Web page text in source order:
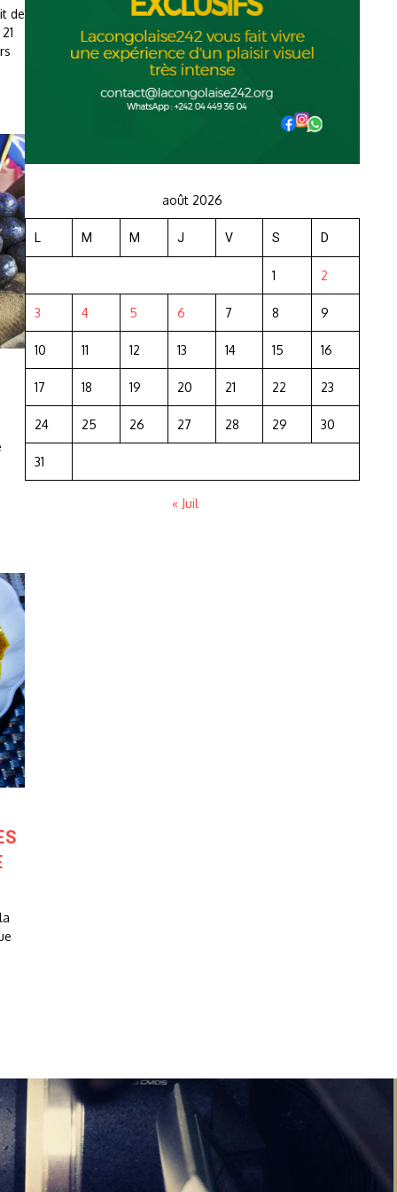
de
août 2026
L M M J V S D
1 2
3 4 5 6 7 8 9
10 11 12 13 14 15 16
17 18 19 20 21 22 23
24 25 26 27 28 29 30
31
« Juil